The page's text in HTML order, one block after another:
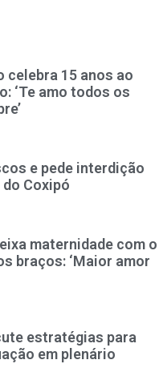
celebra 15 anos ao
‘Te amo todos os
e pede interdição
Coxipó
maternidade com o
braços: ‘Maior amor
estratégias para
em plenário